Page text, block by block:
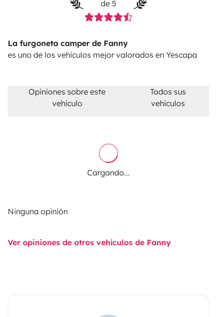
de 5
La furgoneta camper de Fanny
es uno de los vehículos mejor valorados en Yescapa
Opiniones sobre este
vehículo
Todos sus
vehículos
Cargando...
Ninguna opinión
Ver opiniones de otros vehículos de Fanny